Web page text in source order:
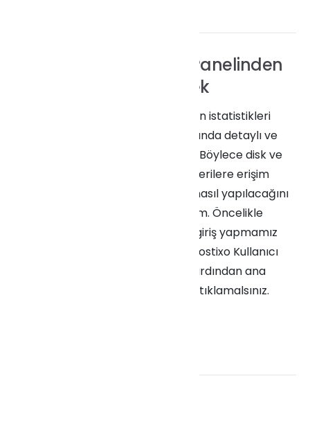
DirectAdmin Bayi Panelinden
İstatistikleri Görmek
DirectAdmin bayi panelinden istatistikleri
görmek size hesabınız hakkında detaylı ve
önemli bilgiler vermektedir. Böylece disk ve
trafik kullanımı gibi önemli verilere erişim
sağlayabilirsiniz. Bu işlemin nasıl yapılacağını
detaylı bir şekilde inceleyelim. Öncelikle
DirectAdmin bayi paneline giriş yapmamız
gerekmektedir. Bunun için Hostixo Kullanıcı
panelinize giriş yapmalı ve ardından ana
sayfadaki Hizmetler kısmını tıklamalsınız.